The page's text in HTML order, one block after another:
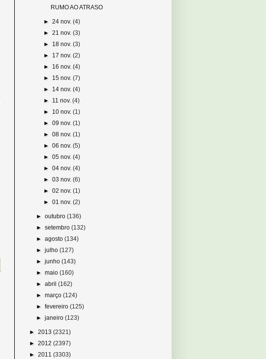
RUMO AO ATRASO
► 24 nov. (4)
► 21 nov. (3)
► 18 nov. (3)
► 17 nov. (2)
► 16 nov. (4)
► 15 nov. (7)
► 14 nov. (4)
► 11 nov. (4)
► 10 nov. (1)
► 09 nov. (1)
► 08 nov. (1)
► 06 nov. (5)
► 05 nov. (4)
► 04 nov. (4)
► 03 nov. (6)
► 02 nov. (1)
► 01 nov. (2)
►outubro(136)
►setembro(132)
►agosto(134)
►julho(127)
►junho(143)
►maio(160)
►abril(162)
►março(124)
►fevereiro(125)
►janeiro(123)
► 2013 (2321)
► 2012 (2397)
► 2011 (3303)